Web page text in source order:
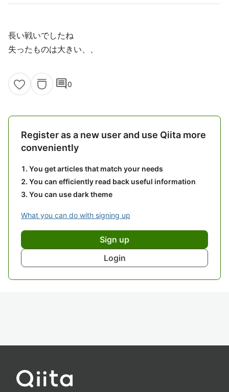
長い戦いでしたね
失ったものは大きい、、
comment0
Register as a new user and use Qiita more
conveniently
You get articles that match your needs
You can efficiently read back useful information
You can use dark theme
What you can do with signing up
Sign up
Login